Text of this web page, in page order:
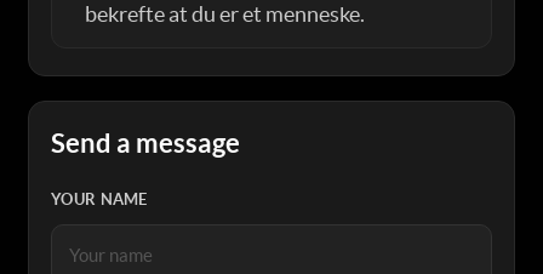
bekrefte at du er et menneske.
Send a message
YOUR NAME